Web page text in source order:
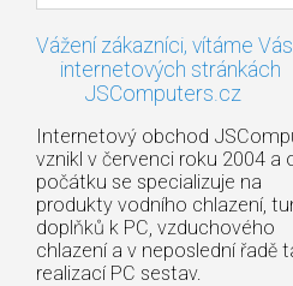
Vážení zákazníci, vítáme
internetových stránkách
JSComputers.cz
Internetový obchod
vznikl v červenci roku 2004 a
počátku se specializuje na
produkty vodního chlazení,
doplňků k PC, vzduchového
chlazení a v neposlední řadě
realizací PC sestav.